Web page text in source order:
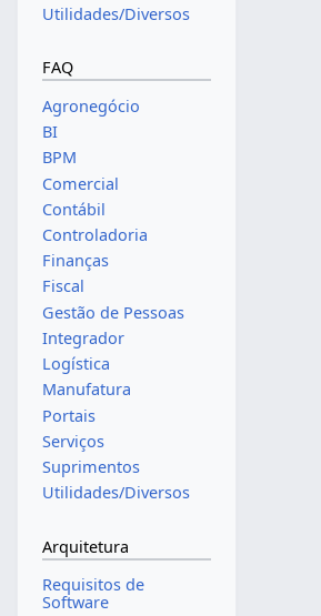
Utilidades/Diversos
FAQ
Agronegócio
BI
BPM
Comercial
Contábil
Controladoria
Finanças
Fiscal
Gestão de Pessoas
Integrador
Logística
Manufatura
Portais
Serviços
Suprimentos
Utilidades/Diversos
Arquitetura
Requisitos de
Software